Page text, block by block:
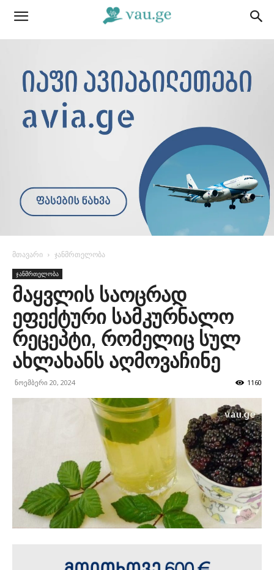
მთავარი ჯანმრთელობა
ჯანმრთელობა
მაყვლის საოცრად
ეფექტური სამკურნალო
რეცეპტი, რომელიც სულ
ახლახანს აღმოვაჩინე
ნოემბერი 20, 2024 1160